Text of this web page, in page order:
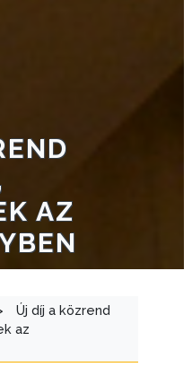
AZ
Új díj a közrend
az